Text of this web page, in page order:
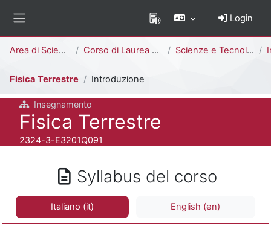
Login
Area di Scienze Corso di Laurea Triennale Scienze e Tecnologie per l'Ambiente [E3202Q - E3201Q]
Fisica Terrestre Introduzione
Insegnamento
Titolo del corso
Fisica Terrestre
Codice identificativo del corso
2324-3-E3201Q091
Syllabus del corso
Italiano ‎(it)‎ English ‎(en)‎